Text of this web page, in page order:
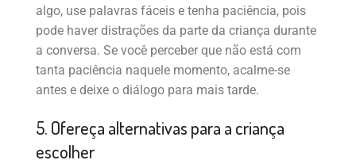
algo, use palavras fáceis e tenha paciência, pois
pode haver distrações da parte da criança durante
a conversa. Se você perceber que não está com
tanta paciência naquele momento, acalme-se
antes e deixe o diálogo para mais tarde.
5. Ofereça alternativas para a criança
escolher